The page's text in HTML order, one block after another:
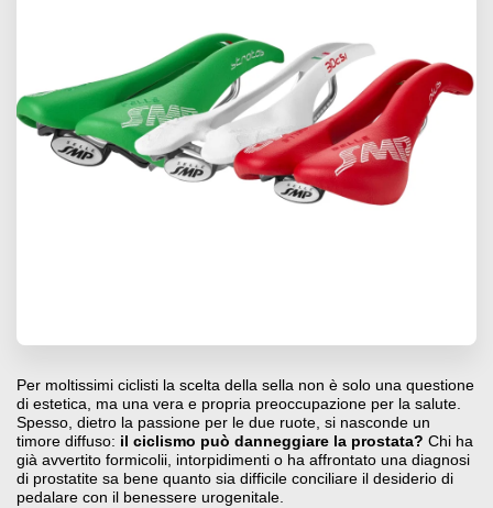
Per moltissimi ciclisti la scelta della sella non è solo una questione
di estetica, ma una vera e propria preoccupazione per la salute.
Spesso, dietro la passione per le due ruote, si nasconde un
timore diffuso: il ciclismo può danneggiare la prostata? Chi ha
già avvertito formicolii, intorpidimenti o ha affrontato una diagnosi
di prostatite sa bene quanto sia difficile conciliare il desiderio di
pedalare con il benessere urogenitale.